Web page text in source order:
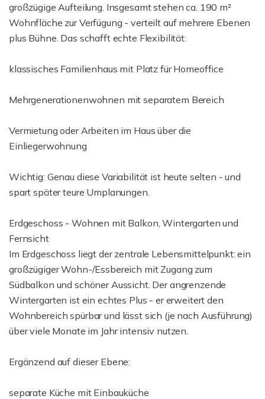
großzügige Aufteilung. Insgesamt stehen ca. 190 m²
Wohnfläche zur Verfügung - verteilt auf mehrere Ebenen
plus Bühne. Das schafft echte Flexibilität:
klassisches Familienhaus mit Platz für Homeoffice
Mehrgenerationenwohnen mit separatem Bereich
Vermietung oder Arbeiten im Haus über die
Einliegerwohnung
Wichtig: Genau diese Variabilität ist heute selten - und
spart später teure Umplanungen.
Erdgeschoss - Wohnen mit Balkon, Wintergarten und
Fernsicht
Im Erdgeschoss liegt der zentrale Lebensmittelpunkt: ein
großzügiger Wohn-/Essbereich mit Zugang zum
Südbalkon und schöner Aussicht. Der angrenzende
Wintergarten ist ein echtes Plus - er erweitert den
Wohnbereich spürbar und lässt sich (je nach Ausführung)
über viele Monate im Jahr intensiv nutzen.
Ergänzend auf dieser Ebene:
separate Küche mit Einbauküche